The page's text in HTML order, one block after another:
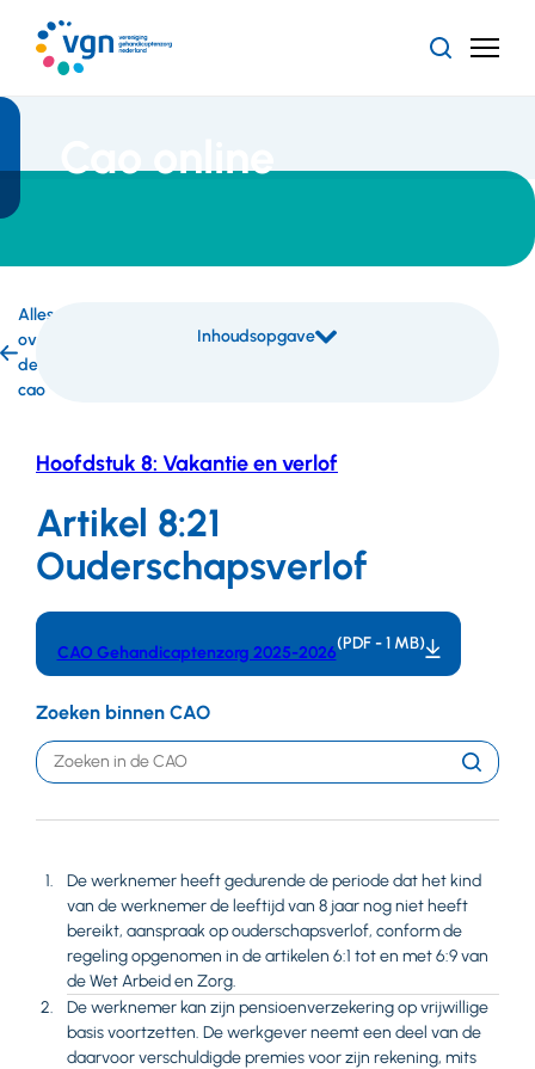
naar
hoofdinhoud
ZoekenMenu
Cao online
Alles
over
de
cao
Inhoudsopgave
Hoofdstuk 8: Vakantie en verlof
Artikel 8:21
Ouderschapsverlof
CAO Gehandicaptenzorg 2025-2026(PDF - 1 MB)
Zoeken binnen CAO
Trefwoord
Zoeken
De werknemer heeft gedurende de periode dat het kind
van de werknemer de leeftijd van 8 jaar nog niet heeft
bereikt, aanspraak op ouderschapsverlof, conform de
regeling opgenomen in de artikelen 6:1 tot en met 6:9 van
de Wet Arbeid en Zorg.
De werknemer kan zijn pensioenverzekering op vrijwillige
basis voortzetten. De werkgever neemt een deel van de
daarvoor verschuldigde premies voor zijn rekening, mits